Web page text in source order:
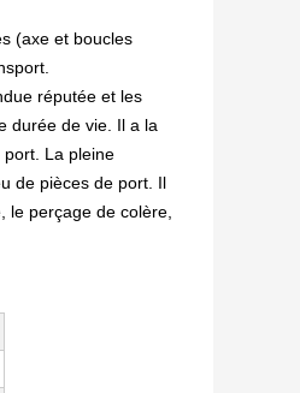
(axe et boucles
réputée et les
durée de vie. Il a la
La pleine
de pièces de port. Il
le perçage de colère,